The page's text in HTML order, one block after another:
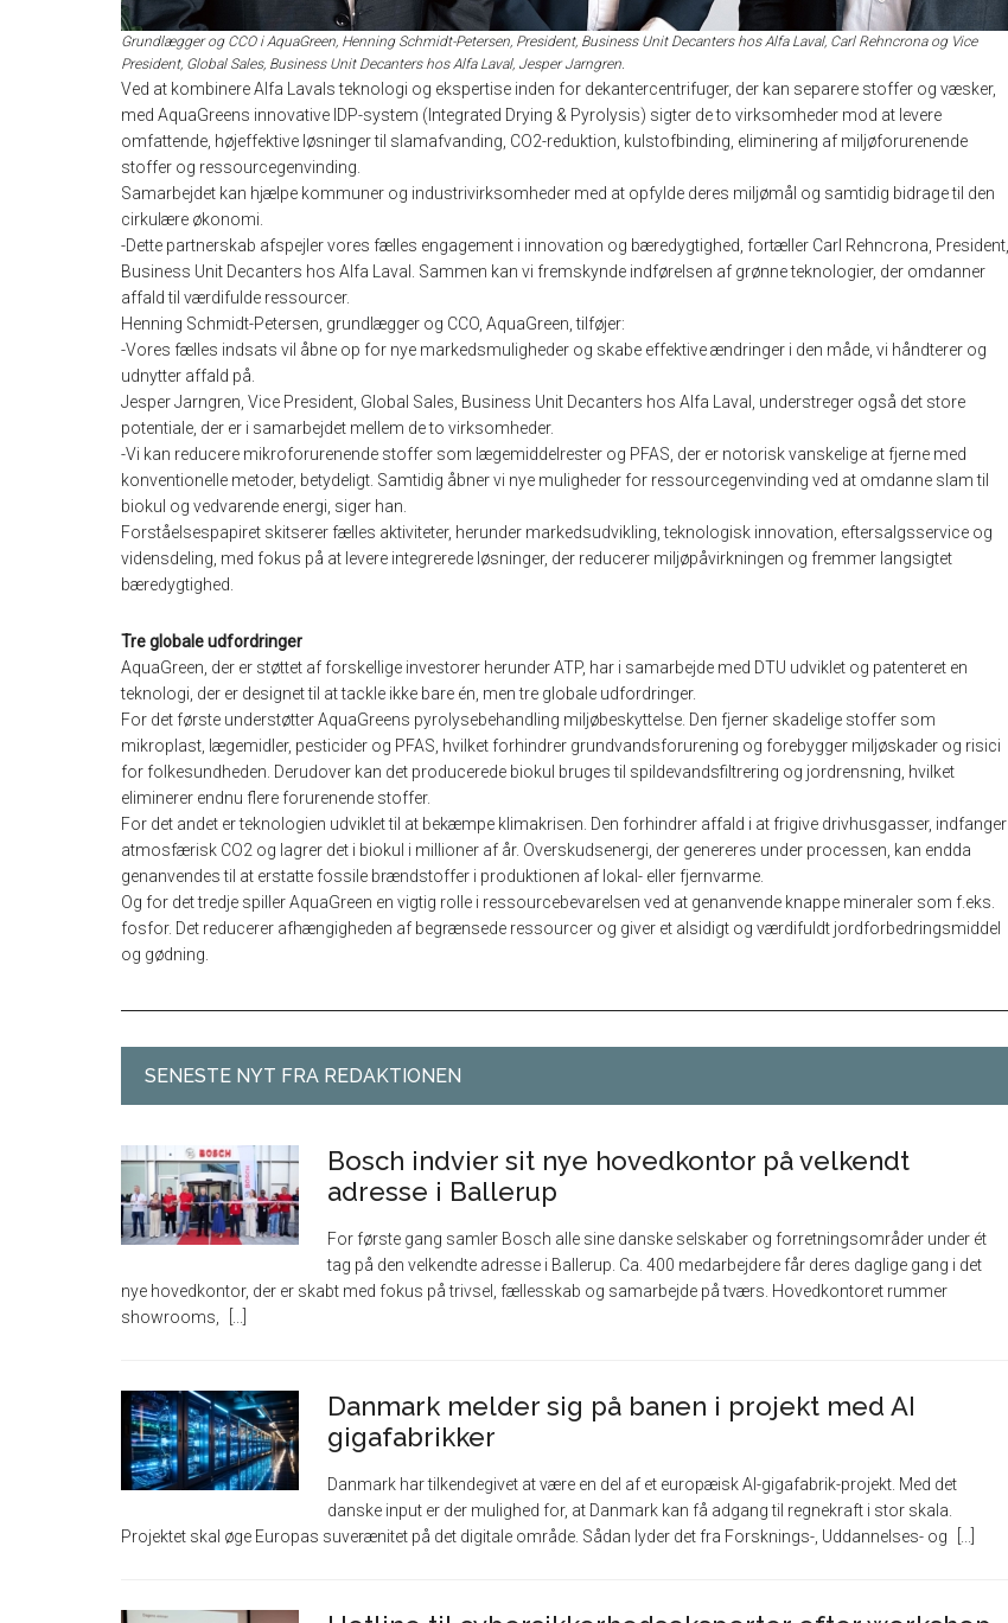
Grundlægger og CCO i AquaGreen, Henning Schmidt-Petersen, President, Business Unit Decanters hos Alfa Laval, Carl Rehncrona og Vice
President, Global Sales, Business Unit Decanters hos Alfa Laval, Jesper Jarngren.
Ved at kombinere Alfa Lavals teknologi og ekspertise inden for dekantercentrifuger, der kan separere stoffer og væsker,
med AquaGreens innovative IDP-system (Integrated Drying & Pyrolysis) sigter de to virksomheder mod at levere
omfattende, højeffektive løsninger til slamafvanding, CO2-reduktion, kulstofbinding, eliminering af miljøforurenende
stoffer og ressourcegenvinding.
Samarbejdet kan hjælpe kommuner og industrivirksomheder med at opfylde deres miljømål og samtidig bidrage til den
cirkulære økonomi.
-Dette partnerskab afspejler vores fælles engagement i innovation og bæredygtighed, fortæller Carl Rehncrona, President,
Business Unit Decanters hos Alfa Laval. Sammen kan vi fremskynde indførelsen af grønne teknologier, der omdanner
affald til værdifulde ressourcer.
Henning Schmidt-Petersen, grundlægger og CCO, AquaGreen, tilføjer:
-Vores fælles indsats vil åbne op for nye markedsmuligheder og skabe effektive ændringer i den måde, vi håndterer og
udnytter affald på.
Jesper Jarngren, Vice President, Global Sales, Business Unit Decanters hos Alfa Laval, understreger også det store
potentiale, der er i samarbejdet mellem de to virksomheder.
-Vi kan reducere mikroforurenende stoffer som lægemiddelrester og PFAS, der er notorisk vanskelige at fjerne med
konventionelle metoder, betydeligt. Samtidig åbner vi nye muligheder for ressourcegenvinding ved at omdanne slam til
biokul og vedvarende energi, siger han.
Forståelsespapiret skitserer fælles aktiviteter, herunder markedsudvikling, teknologisk innovation, eftersalgsservice og
vidensdeling, med fokus på at levere integrerede løsninger, der reducerer miljøpåvirkningen og fremmer langsigtet
bæredygtighed.
Tre globale udfordringer
AquaGreen, der er støttet af forskellige investorer herunder ATP, har i samarbejde med DTU udviklet og patenteret en
teknologi, der er designet til at tackle ikke bare én, men tre globale udfordringer.
For det første understøtter AquaGreens pyrolysebehandling miljøbeskyttelse. Den fjerner skadelige stoffer som
mikroplast, lægemidler, pesticider og PFAS, hvilket forhindrer grundvandsforurening og forebygger miljøskader og risici
for folkesundheden. Derudover kan det producerede biokul bruges til spildevandsfiltrering og jordrensning, hvilket
eliminerer endnu flere forurenende stoffer.
For det andet er teknologien udviklet til at bekæmpe klimakrisen. Den forhindrer affald i at frigive drivhusgasser, indfanger
atmosfærisk CO2 og lagrer det i biokul i millioner af år. Overskudsenergi, der genereres under processen, kan endda
genanvendes til at erstatte fossile brændstoffer i produktionen af lokal- eller fjernvarme.
Og for det tredje spiller AquaGreen en vigtig rolle i ressourcebevarelsen ved at genanvende knappe mineraler som f.eks.
fosfor. Det reducerer afhængigheden af begrænsede ressourcer og giver et alsidigt og værdifuldt jordforbedringsmiddel
og gødning.
SENESTE NYT FRA REDAKTIONEN
Bosch indvier sit nye hovedkontor på velkendt
adresse i Ballerup
For første gang samler Bosch alle sine danske selskaber og forretningsområder under ét
tag på den velkendte adresse i Ballerup. Ca. 400 medarbejdere får deres daglige gang i det
nye hovedkontor, der er skabt med fokus på trivsel, fællesskab og samarbejde på tværs. Hovedkontoret rummer
showrooms,
Danmark melder sig på banen i projekt med AI
gigafabrikker
Danmark har tilkendegivet at være en del af et europæisk AI-gigafabrik-projekt. Med det
danske input er der mulighed for, at Danmark kan få adgang til regnekraft i stor skala.
Projektet skal øge Europas suverænitet på det digitale område. Sådan lyder det fra Forsknings-, Uddannelses- og